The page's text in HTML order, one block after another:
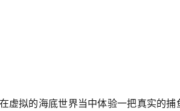
虚拟的海底世界当中体验一把真实的捕